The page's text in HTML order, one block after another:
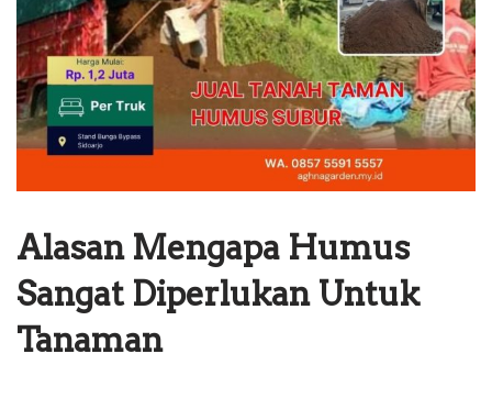
Alasan Mengapa Humus
Sangat Diperlukan Untuk
Tanaman